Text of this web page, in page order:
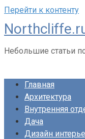
Перейти к контенту
Небольшие статьи
Главная
Архитектура
Внутренняя
Дача
Дизайн